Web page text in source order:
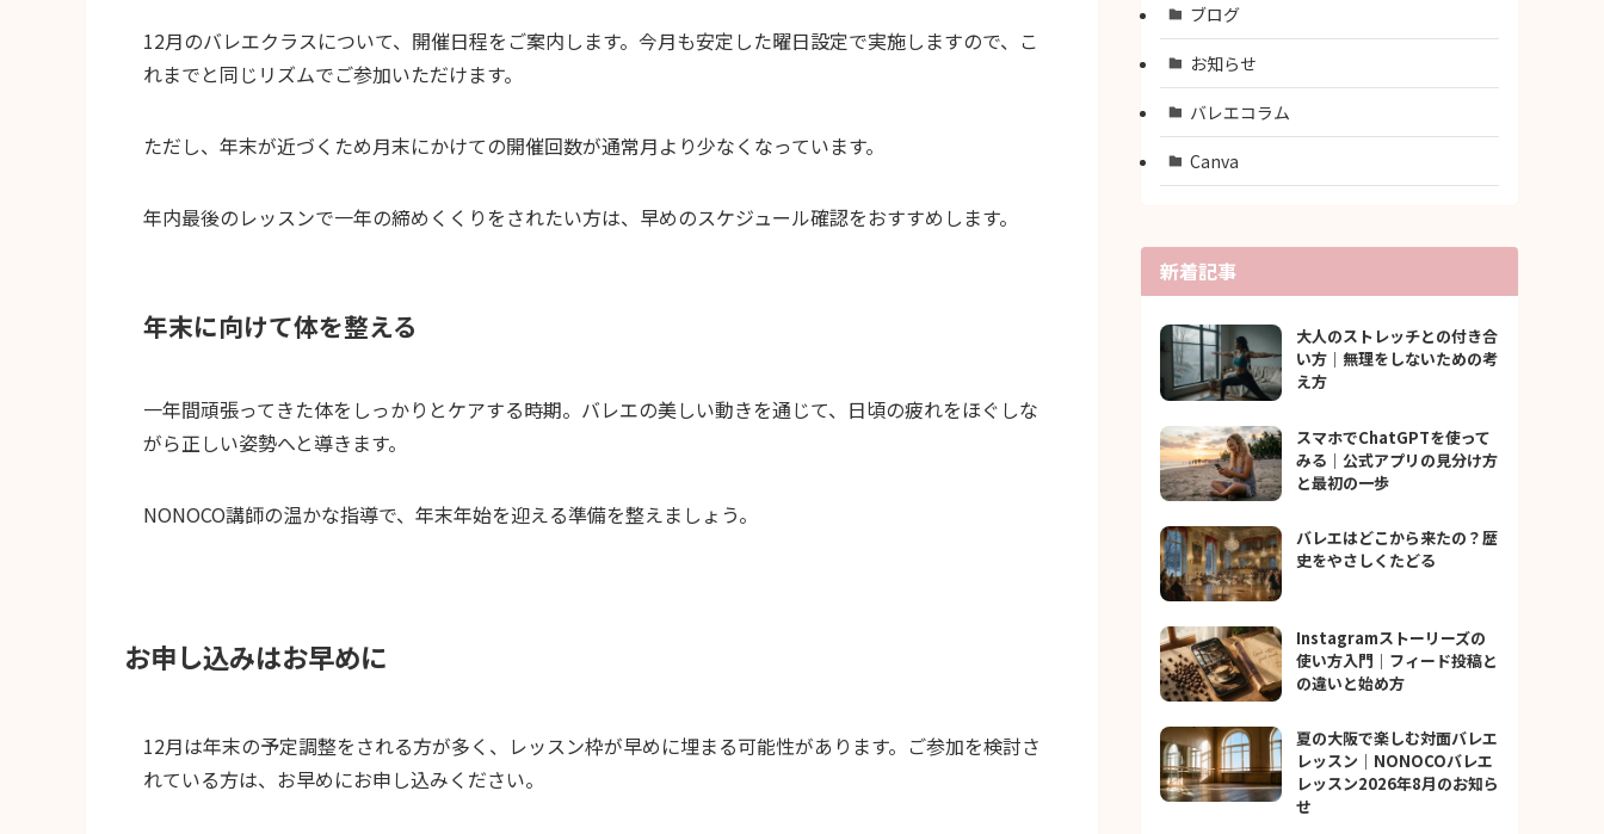
12月のバレエクラスについて、開催日程をご案内します。今月も安定した曜日設定で実施しますので、こ
れまでと同じリズムでご参加いただけます。
ただし、年末が近づくため月末にかけての開催回数が通常月より少なくなっています。
年内最後のレッスンで一年の締めくくりをされたい方は、早めのスケジュール確認をおすすめします。
年末に向けて体を整える
一年間頑張ってきた体をしっかりとケアする時期。バレエの美しい動きを通じて、日頃の疲れをほぐしな
がら正しい姿勢へと導きます。
NONOCO講師の温かな指導で、年末年始を迎える準備を整えましょう。
お申し込みはお早めに
12月は年末の予定調整をされる方が多く、レッスン枠が早めに埋まる可能性があります。ご参加を検討さ
れている方は、お早めにお申し込みください。
ブログ
お知らせ
バレエコラム
Canva
新着記事
大人のストレッチとの付き合
い方｜無理をしないための考
え方
スマホでChatGPTを使って
みる｜公式アプリの見分け方
と最初の一歩
バレエはどこから来たの？歴
史をやさしくたどる
Instagramストーリーズの
使い方入門｜フィード投稿と
の違いと始め方
夏の大阪で楽しむ対面バレエ
レッスン｜NONOCOバレエ
レッスン2026年8月のお知ら
せ